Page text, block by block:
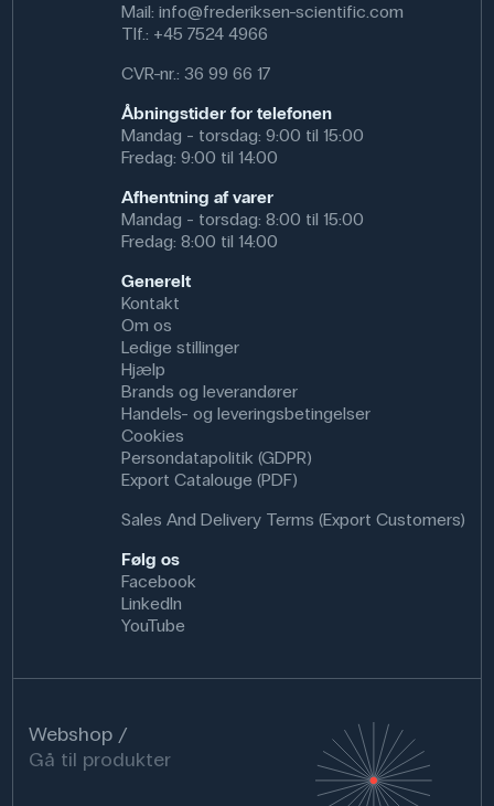
Mail: info@frederiksen-scientific.com
Tlf.: +45 7524 4966
CVR-nr.: 36 99 66 17
Åbningstider for telefonen
Mandag - torsdag: 9:00 til 15:00
Fredag: 9:00 til 14:00
Afhentning af varer
Mandag - torsdag: 8:00 til 15:00
Fredag: 8:00 til 14:00
Generelt
Kontakt
Om os
Ledige stillinger
Hjælp
Brands og leverandører
Handels- og leveringsbetingelser
Cookies
Persondatapolitik (GDPR)
Export Catalouge (PDF)
Sales And Delivery Terms (Export Customers)
Følg os
Facebook
LinkedIn
YouTube
Webshop
Gå til produkter